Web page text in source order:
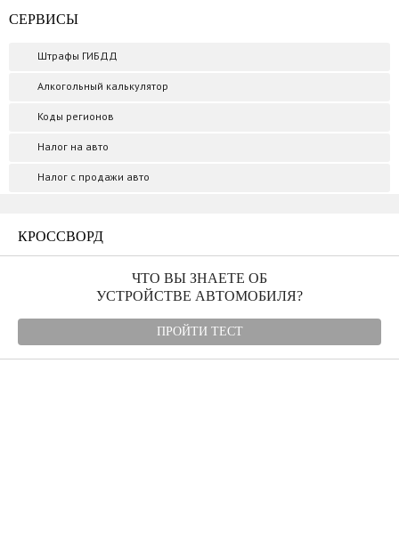
СЕРВИСЫ
Штрафы ГИБДД
Алкогольный калькулятор
Коды регионов
Налог на авто
Налог с продажи авто
КРОССВОРД
ЧТО ВЫ ЗНАЕТЕ ОБ
УСТРОЙСТВЕ АВТОМОБИЛЯ?
ПРОЙТИ ТЕСТ